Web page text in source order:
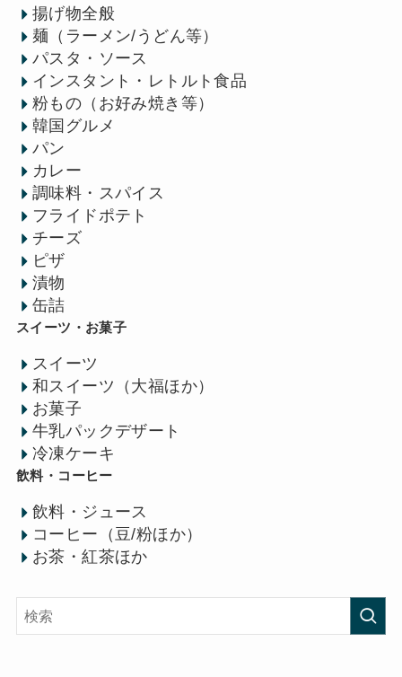
揚げ物全般
麺（ラーメン/うどん等）
パスタ・ソース
インスタント・レトルト食品
粉もの（お好み焼き等）
韓国グルメ
パン
カレー
調味料・スパイス
フライドポテト
チーズ
ピザ
漬物
缶詰
スイーツ・お菓子
スイーツ
和スイーツ（大福ほか）
お菓子
牛乳パックデザート
冷凍ケーキ
飲料・コーヒー
飲料・ジュース
コーヒー（豆/粉ほか）
お茶・紅茶ほか